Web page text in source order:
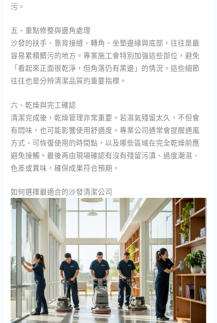
污。
五、重點修整與邊角處理
沙發的扶手、靠背接縫、轉角、坐墊邊緣與底部，往往是最
容易累積髒污的地方。專業施工會特別加強這些部位，避免
「看起來正面很乾淨，但角落仍有黑邊」的情況。這些細節
往往也是分辨清潔品質的重要指標。
六、乾燥與完工確認
清潔完成後，乾燥管理非常重要。若濕氣殘留太久，不但會
有悶味，也可能影響使用舒適度。專業公司通常會提醒通風
方式、可恢復使用的時間點，以及哪些區域在完全乾燥前應
避免接觸。最後再由現場確認有沒有殘留污漬、過度潮濕、
色差或異味，確保成果符合預期。
如何選擇最適合的沙發清潔公司